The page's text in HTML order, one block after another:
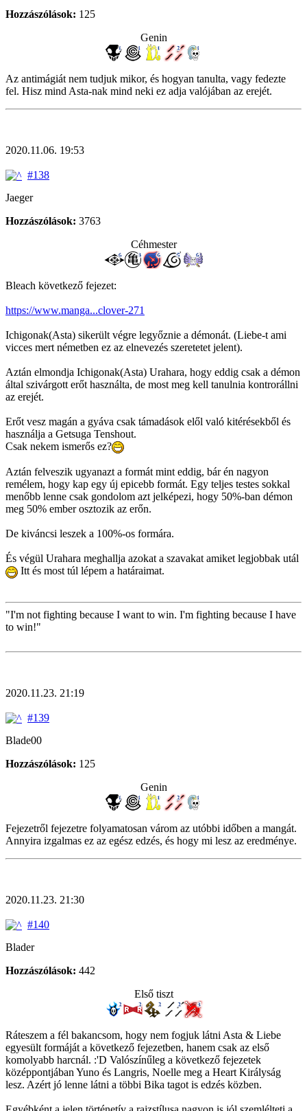
Hozzászólások: 125
Genin
Az antimágiát nem tudjuk mikor, és hogyan tanulta, vagy fedezte
fel. Hisz mind Asta-nak mind neki ez adja valójában az erejét.
2020.11.06. 19:53
#138
Jaeger
Hozzászólások: 3763
Céhmester
Bleach következő fejezet:
https://www.manga...clover-271
Ichigonak(Asta) sikerült végre legyőznie a démonát. (Liebe-t ami
vicces mert németben ez az elnevezés szeretetet jelent).
Aztán elmondja Ichigonak(Asta) Urahara, hogy eddig csak a démon
által szivárgott erőt használta, de most meg kell tanulnia kontrorállni
az erejét.
Erőt vesz magán a gyáva csak támadások elől való kitérésekből és
használja a Getsuga Tenshout.
Csak nekem ismerős ez?
Aztán felveszik ugyanazt a formát mint eddig, bár én nagyon
remélem, hogy kap egy új epicebb formát. Egy teljes testes sokkal
menőbb lenne csak gondolom azt jelképezi, hogy 50%-ban démon
meg 50% ember osztozik az erőn.
De kiváncsi leszek a 100%-os formára.
És végül Urahara meghallja azokat a szavakat amiket legjobbak utál
Itt és most túl lépem a határaimat.
"I'm not fighting because I want to win. I'm fighting because I have
to win!"
2020.11.23. 21:19
#139
Blade00
Hozzászólások: 125
Genin
Fejezetről fejezetre folyamatosan várom az utóbbi időben a mangát.
Annyira izgalmas ez az egész edzés, és hogy mi lesz az eredménye.
2020.11.23. 21:30
#140
Blader
Hozzászólások: 442
Első tiszt
Ráteszem a fél bakancsom, hogy nem fogjuk látni Asta & Liebe
egyesült formáját a következő fejezetben, hanem csak az első
komolyabb harcnál. :'D Valószínűleg a következő fejezetek
középpontjában Yuno és Langris, Noelle meg a Heart Királyság
lesz. Azért jó lenne látni a többi Bika tagot is edzés közben.